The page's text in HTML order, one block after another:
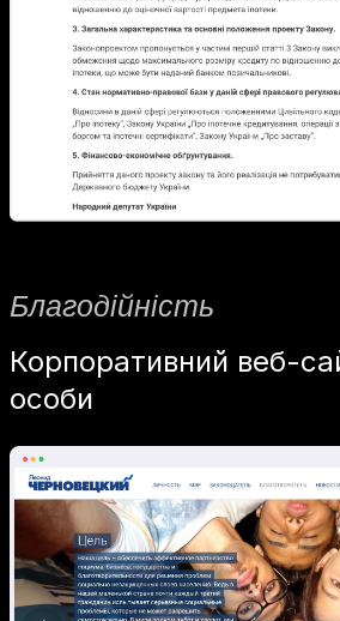
Благодійність
Корпоративний веб-
особи